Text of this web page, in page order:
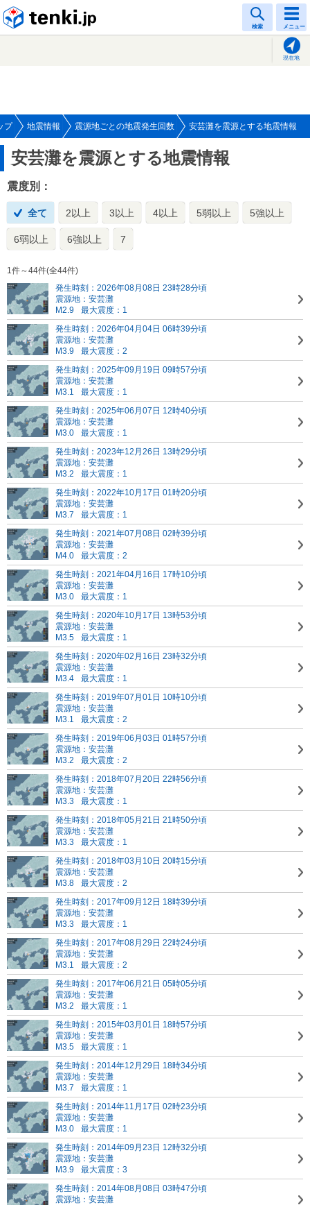
検索 メニュー
現在地
プ 地震情報 震源地ごとの地震発生回数 安芸灘を震源とする地震情報
安芸灘を震源とする地震情報
震度別：
全て 2以上 3以上 4以上 5弱以上 5強以上
6弱以上 6強以上 7
1件～44件(全44件)
発生時刻：2026年08月08日 23時28分頃
震源地：安芸灘
M2.9
最大震度：1
発生時刻：2026年04月04日 06時39分頃
震源地：安芸灘
M3.9
最大震度：2
発生時刻：2025年09月19日 09時57分頃
震源地：安芸灘
M3.1
最大震度：1
発生時刻：2025年06月07日 12時40分頃
震源地：安芸灘
M3.0
最大震度：1
発生時刻：2023年12月26日 13時29分頃
震源地：安芸灘
M3.2
最大震度：1
発生時刻：2022年10月17日 01時20分頃
震源地：安芸灘
M3.7
最大震度：1
発生時刻：2021年07月08日 02時39分頃
震源地：安芸灘
M4.0
最大震度：2
発生時刻：2021年04月16日 17時10分頃
震源地：安芸灘
M3.0
最大震度：1
発生時刻：2020年10月17日 13時53分頃
震源地：安芸灘
M3.5
最大震度：1
発生時刻：2020年02月16日 23時32分頃
震源地：安芸灘
M3.4
最大震度：1
発生時刻：2019年07月01日 10時10分頃
震源地：安芸灘
M3.1
最大震度：2
発生時刻：2019年06月03日 01時57分頃
震源地：安芸灘
M3.2
最大震度：2
発生時刻：2018年07月20日 22時56分頃
震源地：安芸灘
M3.3
最大震度：1
発生時刻：2018年05月21日 21時50分頃
震源地：安芸灘
M3.3
最大震度：1
発生時刻：2018年03月10日 20時15分頃
震源地：安芸灘
M3.8
最大震度：2
発生時刻：2017年09月12日 18時39分頃
震源地：安芸灘
M3.3
最大震度：1
発生時刻：2017年08月29日 22時24分頃
震源地：安芸灘
M3.1
最大震度：2
発生時刻：2017年06月21日 05時05分頃
震源地：安芸灘
M3.2
最大震度：1
発生時刻：2015年03月01日 18時57分頃
震源地：安芸灘
M3.5
最大震度：1
発生時刻：2014年12月29日 18時34分頃
震源地：安芸灘
M3.7
最大震度：1
発生時刻：2014年11月17日 02時23分頃
震源地：安芸灘
M3.0
最大震度：1
発生時刻：2014年09月23日 12時32分頃
震源地：安芸灘
M3.9
最大震度：3
発生時刻：2014年08月08日 03時47分頃
震源地：安芸灘